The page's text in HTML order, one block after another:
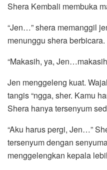
Shera Kembali membuka
“Jen…” shera memanggil
menunggu shera berbicara.
“Makasih, ya,
Jen menggeleng kuat.
tangis “ngga, sher. Kamu
Shera hanya tersenyum
“Aku harus pergi, Jen…”
tersenyum dengan
menggelengkan kepala